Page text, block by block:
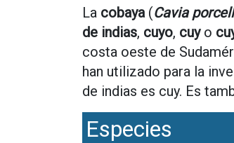
La cobaya (Cavia
de indias, cuyo, cuyo
costa oeste de
han utilizado para la
de indias es cuy. Es
Especies